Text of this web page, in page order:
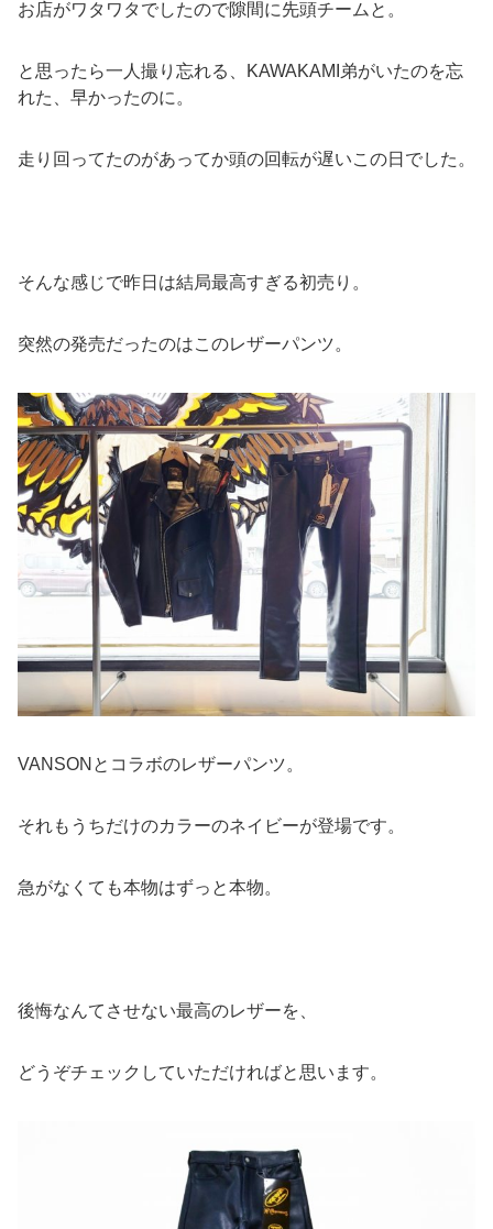
お店がワタワタでしたので隙間に先頭チームと。
と思ったら一人撮り忘れる、KAWAKAMI弟がいたのを忘
れた、早かったのに。
走り回ってたのがあってか頭の回転が遅いこの日でした。
そんな感じで昨日は結局最高すぎる初売り。
突然の発売だったのはこのレザーパンツ。
VANSONとコラボのレザーパンツ。
それもうちだけのカラーのネイビーが登場です。
急がなくても本物はずっと本物。
後悔なんてさせない最高のレザーを、
どうぞチェックしていただければと思います。